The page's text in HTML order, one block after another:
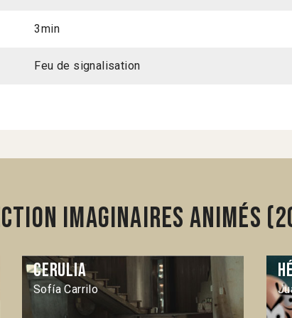
3min
Feu de signalisation
Imaginaires animés
Cerulia
Sofía Carrilo